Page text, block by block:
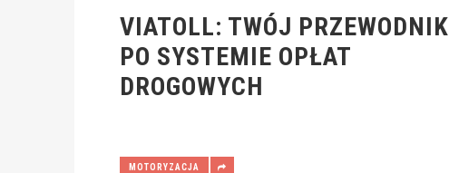
VIATOLL: TWÓJ PRZEWODNIK
PO SYSTEMIE OPŁAT
DROGOWYCH
MOTORYZACJA